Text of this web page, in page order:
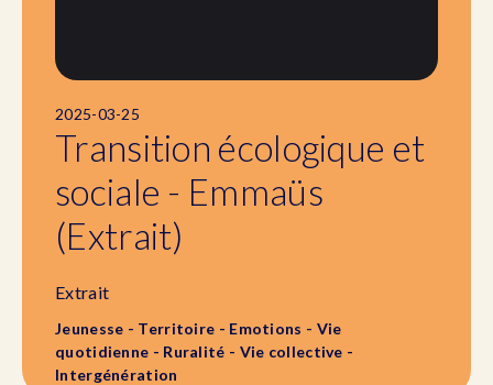
2025-03-25
Transition écologique et
sociale - Emmaüs
(Extrait)
Extrait
Jeunesse - Territoire - Emotions - Vie
quotidienne - Ruralité - Vie collective -
Intergénération